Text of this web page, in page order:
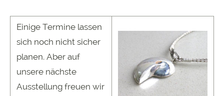
Einige Termine lassen
sich noch nicht sicher
planen. Aber auf
unsere nächste
Ausstellung freuen wir